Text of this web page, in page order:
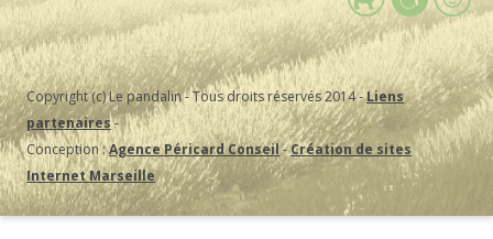
Copyright (c) Le pandalin - Tous droits réservés 2014 -Liens
partenaires-
Conception :Agence Péricard Conseil-Création de sites
Internet Marseille